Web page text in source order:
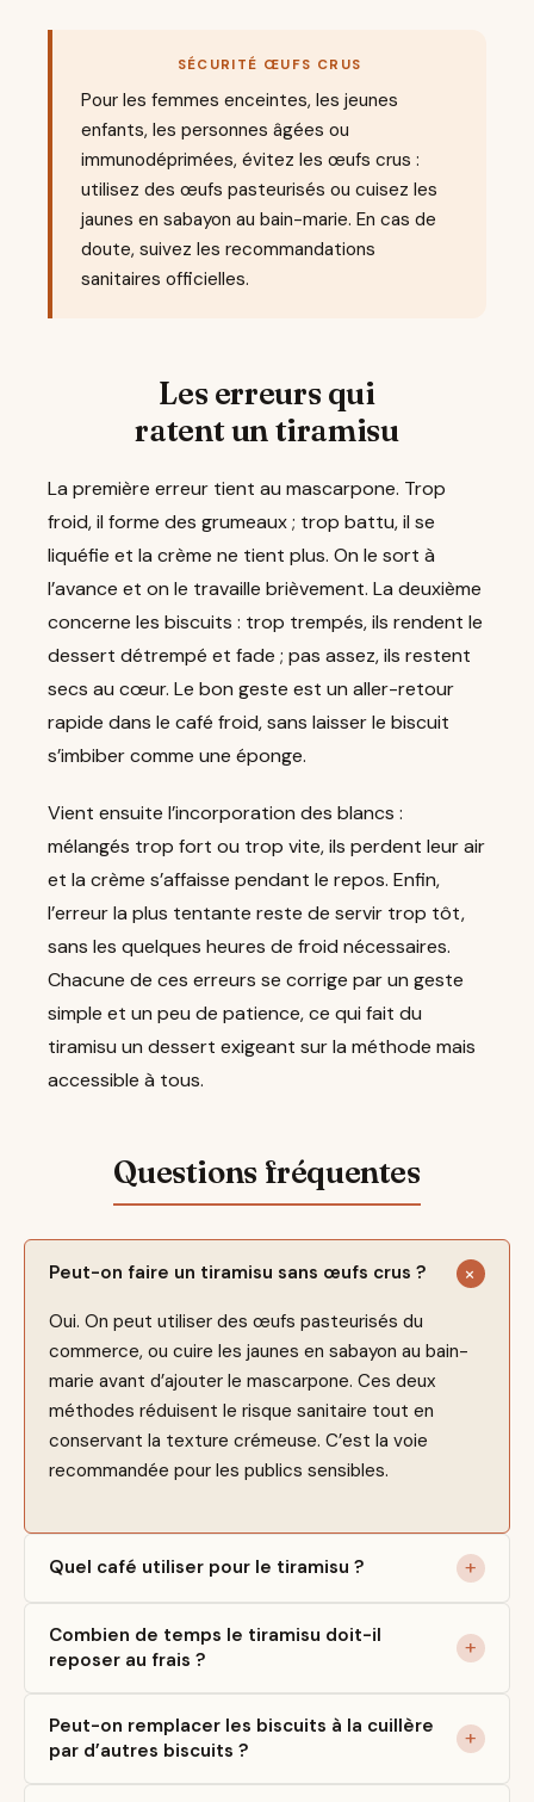
SÉCURITÉ ŒUFS CRUS
Pour les femmes enceintes, les jeunes
enfants, les personnes âgées ou
immunodéprimées, évitez les œufs crus :
utilisez des œufs pasteurisés ou cuisez les
jaunes en sabayon au bain-marie. En cas de
doute, suivez les recommandations
sanitaires officielles.
Les erreurs qui
ratent un tiramisu
La première erreur tient au mascarpone. Trop
froid, il forme des grumeaux ; trop battu, il se
liquéfie et la crème ne tient plus. On le sort à
l’avance et on le travaille brièvement. La deuxième
concerne les biscuits : trop trempés, ils rendent le
dessert détrempé et fade ; pas assez, ils restent
secs au cœur. Le bon geste est un aller-retour
rapide dans le café froid, sans laisser le biscuit
s’imbiber comme une éponge.
Vient ensuite l’incorporation des blancs :
mélangés trop fort ou trop vite, ils perdent leur air
et la crème s’affaisse pendant le repos. Enfin,
l’erreur la plus tentante reste de servir trop tôt,
sans les quelques heures de froid nécessaires.
Chacune de ces erreurs se corrige par un geste
simple et un peu de patience, ce qui fait du
tiramisu un dessert exigeant sur la méthode mais
accessible à tous.
Peut-on faire un tiramisu sans œufs crus ?
Oui. On peut utiliser des œufs pasteurisés du
commerce, ou cuire les jaunes en sabayon au bain-
marie avant d’ajouter le mascarpone. Ces deux
méthodes réduisent le risque sanitaire tout en
conservant la texture crémeuse. C’est la voie
recommandée pour les publics sensibles.
Quel café utiliser pour le tiramisu ?
Combien de temps le tiramisu doit-il
reposer au frais ?
Peut-on remplacer les biscuits à la cuillère
par d’autres biscuits ?